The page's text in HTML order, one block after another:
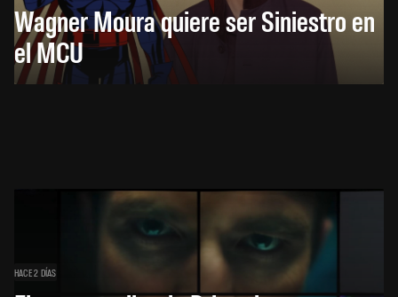
Wagner Moura quiere ser Siniestro en
el MCU
HACE 2 DÍAS